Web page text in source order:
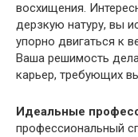
восхищения.
дерзкую натуру, вы
упорно двигаться к
Ваша решимость
карьер, требующих
Идеальные
профессиональный